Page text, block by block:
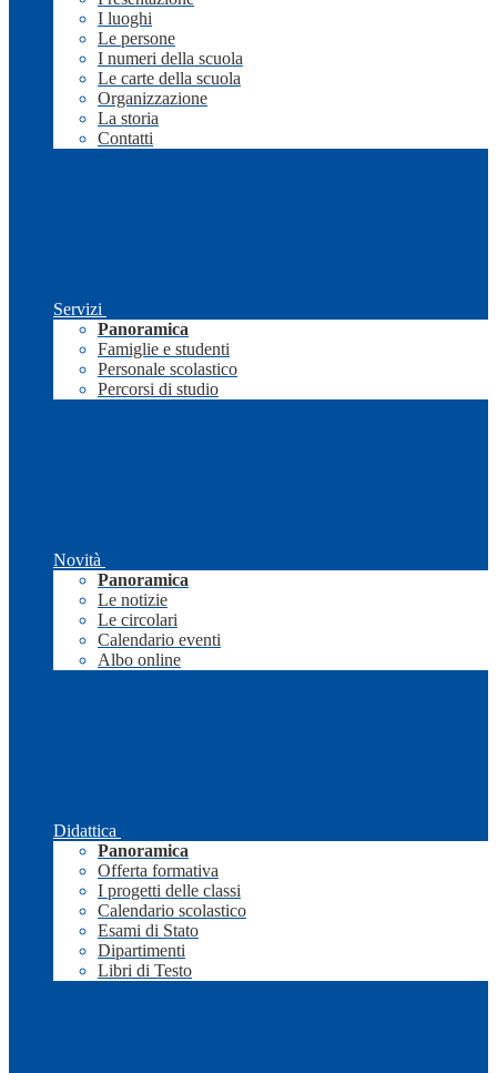
I luoghi
Le persone
I numeri della scuola
Le carte della scuola
Organizzazione
La storia
Contatti
Servizi
Panoramica
Famiglie e studenti
Personale scolastico
Percorsi di studio
Novità
Panoramica
Le notizie
Le circolari
Calendario eventi
Albo online
Didattica
Panoramica
Offerta formativa
I progetti delle classi
Calendario scolastico
Esami di Stato
Dipartimenti
Libri di Testo